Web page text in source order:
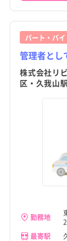
都道府県
東京都
東京都すべ
千代田区
中央区
港区
墨田区
品川区
目黒区
パート・バイ
管理者とし
株式会社リ
区・久我山
勤務地
最寄駅
都道府県
東京都
東京都すべ
千代田区
中央区
港区
墨田区
品川区
目黒区